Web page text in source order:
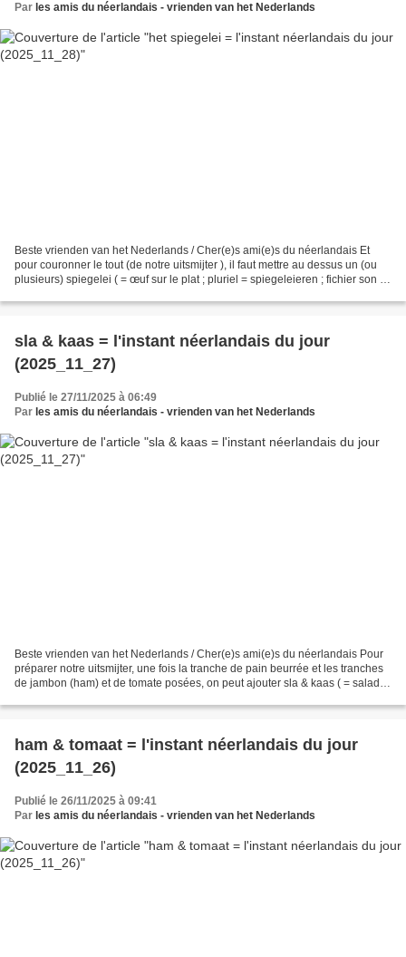
Par les amis du néerlandais - vrienden van het Nederlands
Beste vrienden van het Nederlands / Cher(e)s ami(e)s du néerlandais Et
pour couronner le tout (de notre uitsmijter ), il faut mettre au dessus un (ou
plusieurs) spiegelei ( = œuf sur le plat ; pluriel = spiegeleieren ; fichier son :
sla & kaas = l'instant néerlandais du jour
(2025_11_27)
Publié le 27/11/2025 à 06:49
Par les amis du néerlandais - vrienden van het Nederlands
Beste vrienden van het Nederlands / Cher(e)s ami(e)s du néerlandais Pour
préparer notre uitsmijter, une fois la tranche de pain beurrée et les tranches
de jambon (ham) et de tomate posées, on peut ajouter sla & kaas ( = salade
ham & tomaat = l'instant néerlandais du jour
(2025_11_26)
Publié le 26/11/2025 à 09:41
Par les amis du néerlandais - vrienden van het Nederlands